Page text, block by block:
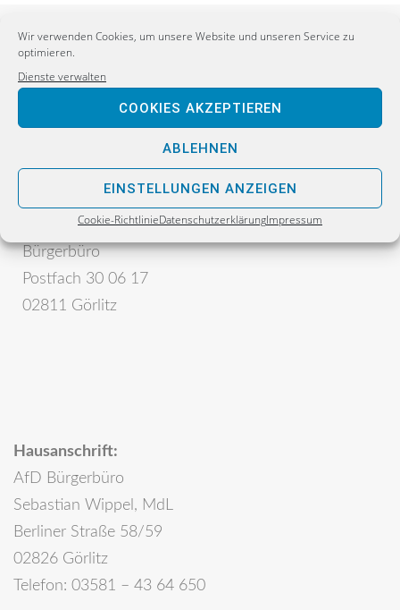
Wir verwenden Cookies, um unsere Website und unseren Service zu
optimieren.
Dienste verwalten
COOKIES AKZEPTIEREN
ABLEHNEN
EINSTELLUNGEN ANZEIGEN
Cookie-RichtlinieDatenschutzerklärungImpressum
Postanschrift:
Sebastian Wippel
Alternative für Deutschland
Bürgerbüro
Postfach 30 06 17
02811 Görlitz
Hausanschrift:
AfD Bürgerbüro
Sebastian Wippel, MdL
Berliner Straße 58/59
02826 Görlitz
Telefon: 03581 – 43 64 650